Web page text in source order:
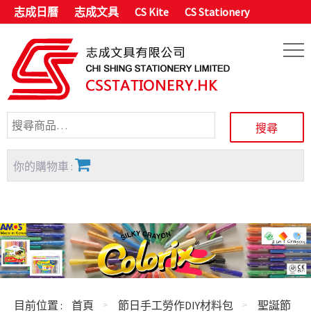
志成日曆 志成文具 CS Kite CS Stationery
你的購物車 :
目前位置 : 首頁 節日手工勞作DIY材料包
聖誕節